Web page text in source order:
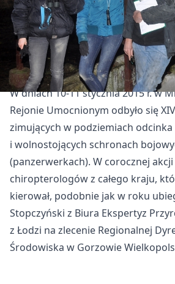
W dniach 10-11 stycznia 2015 r. w
Rejonie Umocnionym odbyło się
zimujących w podziemiach
i wolnostojących schronach
(panzerwerkach). W corocznej akcji
chiropterologów z całego kraju,
kierował, podobnie jak w roku
Stopczyński z Biura Ekspertyz
z Łodzi na zlecenie Regionalnej
Środowiska w Gorzowie